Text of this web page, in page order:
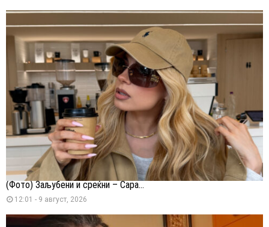
(Фото) Заљубени и среќни – Сара...
12:01 - 9 август, 2026